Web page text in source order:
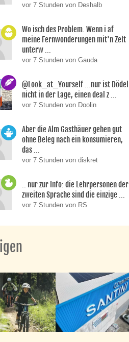
vor 7 Stunden von Deshalb
Wo isch des Problem. Wenn i af
meine Fernwonderungen mit'n Zelt
unterw ...
vor 7 Stunden von Gauda
@Look_at_Yourself ...nur ist Dödel
nicht in der Lage, einen deal z ...
vor 7 Stunden von Doolin
Aber die Alm Gasthäuer gehen gut
ohne Beleg nach ein konsumieren,
das ...
vor 7 Stunden von diskret
.. nur zur Info: die Lehrpersonen der
zweiten Sprache sind die einzige ...
vor 7 Stunden von RS